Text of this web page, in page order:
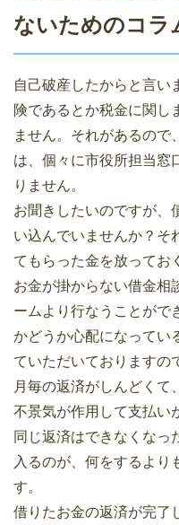
ないためのコラ
自己破産したからと言い
険であるとか税金に関し
ません。それがあるので
は、個々に市役所担当窓
りません。
お聞きしたいのですが、
い込んでいませんか？そ
てもらった金を放ってお
お金が掛からない借金相
ームより行なうことがで
かどうか心配になってい
ていただいておりますの
月毎の返済がしんどくて
不景気が作用して支払い
同じ返済はできなくなっ
入るのが、何をするより
す。
借りたお金の返済が完了